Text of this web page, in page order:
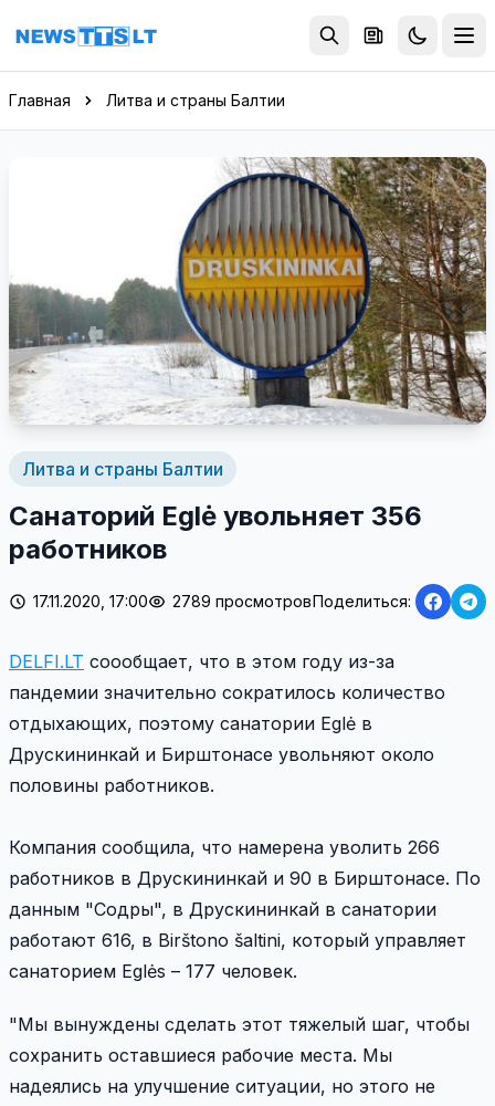
Перейти к содержимому
Главная Литва и страны Балтии
Литва и страны Балтии
Санаторий Eglė увольняет 356
работников
17.11.2020, 17:00 2789 просмотровПоделиться:
DELFI.LT соообщает, что в этом году из-за
пандемии значительно сократилось количество
отдыхающих, поэтому санатории Eglė в
Друскининкай и Бирштонасе увольняют около
половины работников.
Компания сообщила, что намерена уволить 266
работников в Друскининкай и 90 в Бирштонасе. По
данным "Содры", в Друскининкай в санатории
работают 616, в Birštono šaltini, который управляет
санаторием Eglės – 177 человек.
"Мы вынуждены сделать этот тяжелый шаг, чтобы
сохранить оставшиеся рабочие места. Мы
надеялись на улучшение ситуации, но этого не